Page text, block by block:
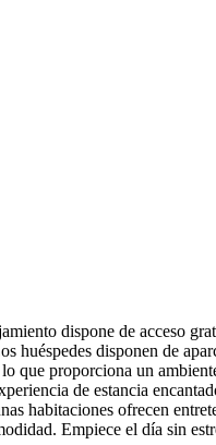
dispone de acceso
huéspedes disponen de
que proporciona un
de estancia
habitaciones ofrecen
Empiece el día sin